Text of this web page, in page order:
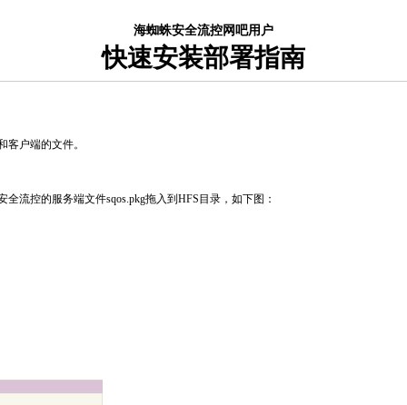
海蜘蛛安全流控网吧用户
快速安装部署指南
客户端的文件。
流控的服务端文件sqos.pkg拖入到HFS目录，如下图：